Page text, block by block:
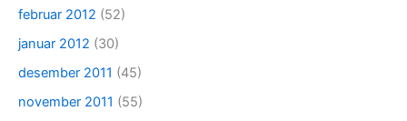
februar 2012 (52)
januar 2012 (30)
desember 2011 (45)
november 2011 (55)